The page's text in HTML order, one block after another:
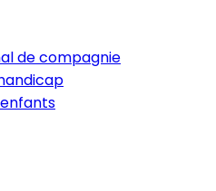
de compagnie